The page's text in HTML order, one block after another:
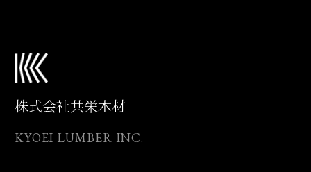
株式会社共栄木材
KYOEI LUMBER INC.